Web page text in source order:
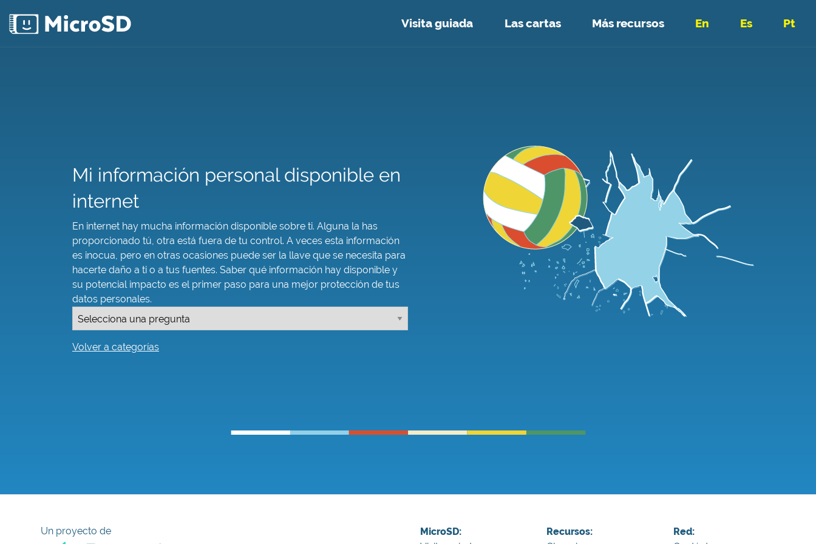
Visita guiada Las cartas Más recursos En Es Pt
Mi información personal disponible en
internet
En internet hay mucha información disponible sobre ti. Alguna la has
proporcionado tú, otra está fuera de tu control. A veces esta información
es inocua, pero en otras ocasiones puede ser la llave que se necesita para
hacerte daño a ti o a tus fuentes. Saber qué información hay disponible y
su potencial impacto es el primer paso para una mejor protección de tus
datos personales.
Volver a categorías
Un proyecto de
MicroSD:
Recursos:
Red: